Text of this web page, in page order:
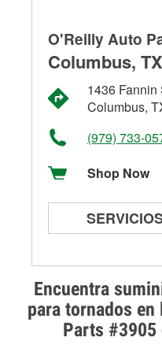
Encuentra
para tornados en
Parts #3905
O'Reilly Auto
Columbus,
1436 Fannin
Columbus,
(979) 733-
Shop Now
Prueba de
arrancadores
Revisión de